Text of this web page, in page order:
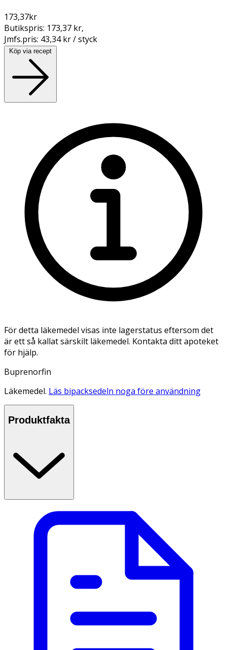
173,37kr
Butikspris: 173,37 kr,
Jmfs.pris: 43,34 kr / styck
Köp via recept
För detta läkemedel visas inte lagerstatus eftersom det
är ett så kallat särskilt läkemedel. Kontakta ditt apoteket
för hjälp.
Buprenorfin
Läkemedel. Läs bipacksedeln noga före användning
Produktfakta